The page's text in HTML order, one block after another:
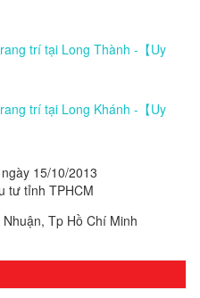
trí tại Long Thành -【Uy
trí tại Long Khánh -【Uy
15/10/2013
tư tỉnh TPHCM
Tp Hồ Chí Minh